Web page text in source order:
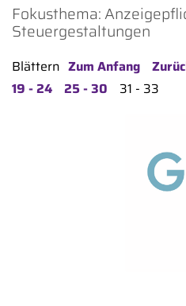
Fokusthema:
Steuergestaltungen
Blättern Zum Anfang
19 - 24 25 - 30 31 - 33